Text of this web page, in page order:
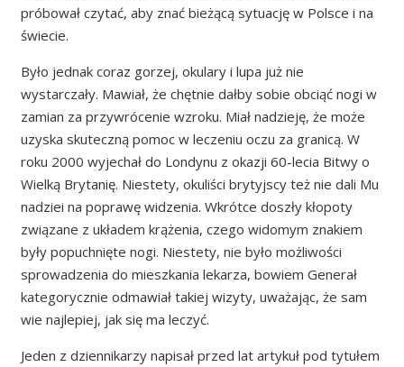
próbował czytać, aby znać bieżącą sytuację w Polsce i na
świecie.
Było jednak coraz gorzej, okulary i lupa już nie
wystarczały. Mawiał, że chętnie dałby sobie obciąć nogi w
zamian za przywrócenie wzroku. Miał nadzieję, że może
uzyska skuteczną pomoc w leczeniu oczu za granicą. W
roku 2000 wyjechał do Londynu z okazji 60-lecia Bitwy o
Wielką Brytanię. Niestety, okuliści brytyjscy też nie dali Mu
nadziei na poprawę widzenia. Wkrótce doszły kłopoty
związane z układem krążenia, czego widomym znakiem
były popuchnięte nogi. Niestety, nie było możliwości
sprowadzenia do mieszkania lekarza, bowiem Generał
kategorycznie odmawiał takiej wizyty, uważając, że sam
wie najlepiej, jak się ma leczyć.
Jeden z dziennikarzy napisał przed lat artykuł pod tytułem